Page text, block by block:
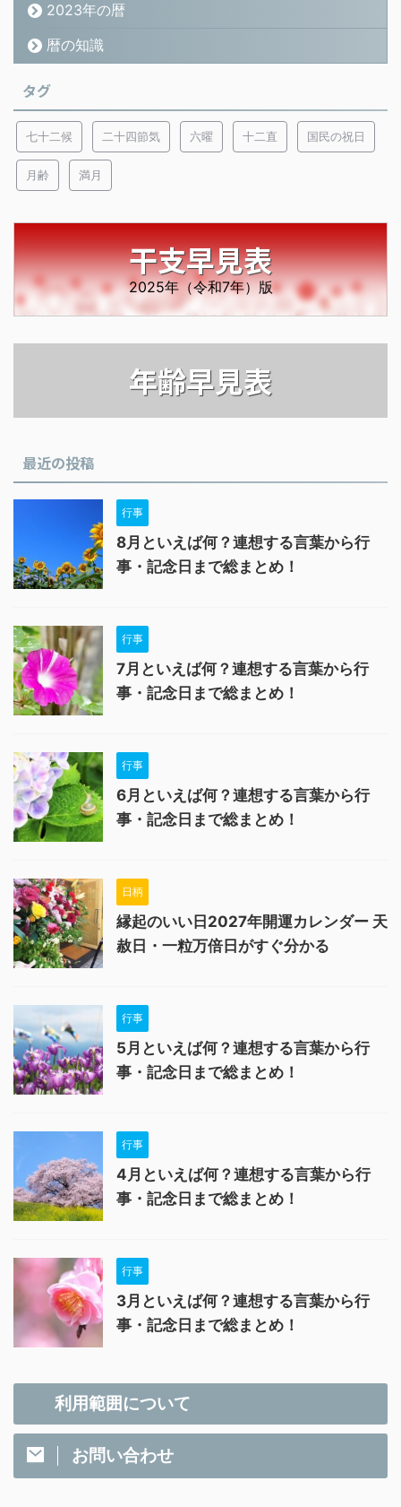
2023年の暦
暦の知識
タグ
七十二候 二十四節気 六曜 十二直 国民の祝日
月齢 満月
干支早見表
2025年（令和7年）版
年齢早見表
最近の投稿
行事
8月といえば何？連想する言葉から行
事・記念日まで総まとめ！
行事
7月といえば何？連想する言葉から行
事・記念日まで総まとめ！
行事
6月といえば何？連想する言葉から行
事・記念日まで総まとめ！
日柄
縁起のいい日2027年開運カレンダー 天
赦日・一粒万倍日がすぐ分かる
行事
5月といえば何？連想する言葉から行
事・記念日まで総まとめ！
行事
4月といえば何？連想する言葉から行
事・記念日まで総まとめ！
行事
3月といえば何？連想する言葉から行
事・記念日まで総まとめ！
利用範囲について
お問い合わせ